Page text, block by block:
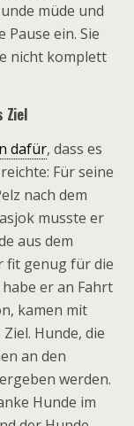
müde und
ein. Sie
nicht komplett
Ziel
dafür, dass es
Für seine
nach dem
musste er
aus dem
fit genug für die
er an Fahrt
kamen mit
Hunde, die
an den
werden.
Hunde im